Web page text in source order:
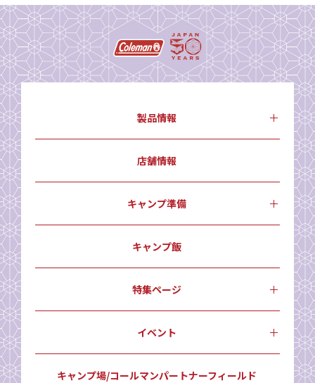
製品情報
店舗情報
キャンプ準備
キャンプ飯
特集ページ
イベント
キャンプ場/コールマンパートナーフィールド